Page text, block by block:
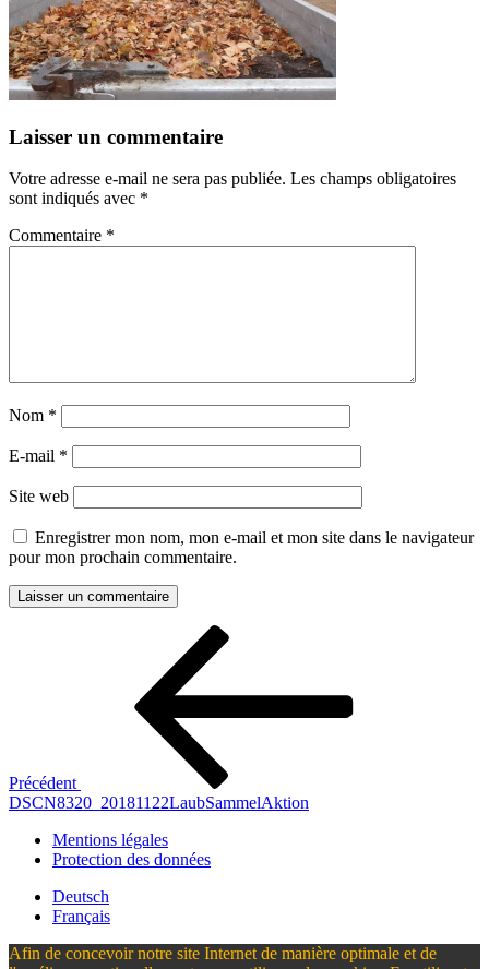
Laisser un commentaire
Votre adresse e-mail ne sera pas publiée. Les champs obligatoires
sont indiqués avec *
Commentaire *
Nom *
E-mail *
Site web
Enregistrer mon nom, mon e-mail et mon site dans le navigateur
pour mon prochain commentaire.
Précédent
DSCN8320_20181122LaubSammelAktion
Mentions légales
Protection des données
Deutsch
Français
Afin de concevoir notre site Internet de manière optimale et de